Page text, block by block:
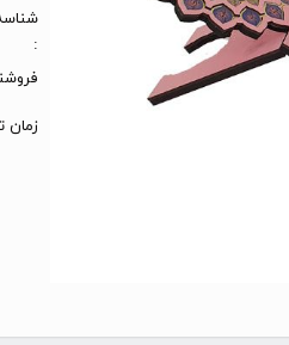
:
زمان